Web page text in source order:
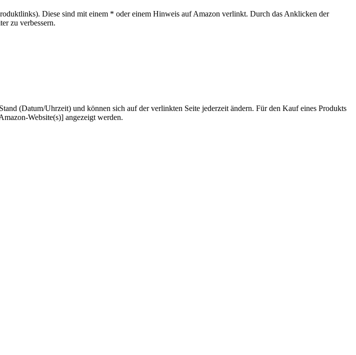
Diese sind mit einem * oder einem Hinweis auf Amazon verlinkt. Durch das Anklicken der
zu verbessern.
(Datum/Uhrzeit) und können sich auf der verlinkten Seite jederzeit ändern. Für den Kauf eines Produkts
Website(s)] angezeigt werden.